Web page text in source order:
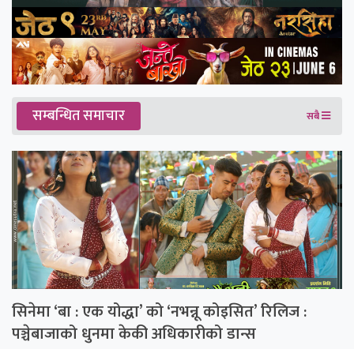
सम्बन्धित समाचार सबै
सिनेमा ‘बा : एक योद्धा’ को ‘नभन्नू कोइसित’ रिलिज :
पञ्चेबाजाको धुनमा केकी अधिकारीको डान्स